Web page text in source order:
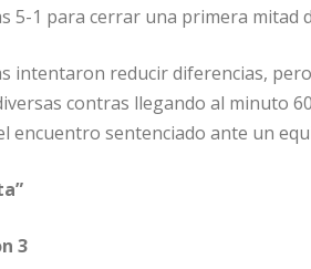
5-1 para cerrar una primera mitad
intentaron reducir diferencias,
contras llegando al minuto
encuentro sentenciado ante un
3